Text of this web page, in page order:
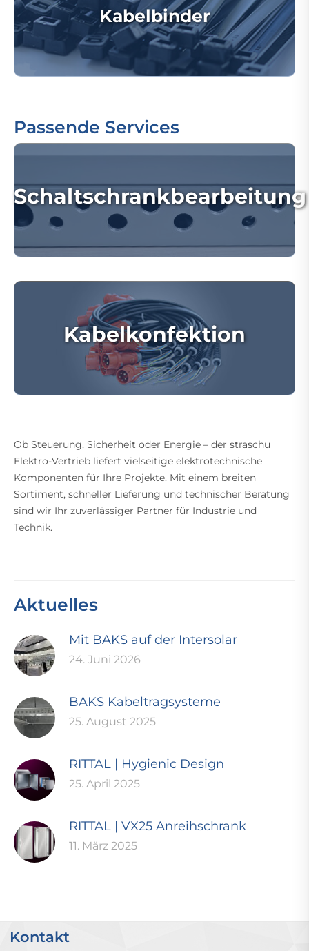
Kabelbinder
Passende Services
Schaltschrankbearbeitung
Kabelkonfektion
Ob Steuerung, Sicherheit oder Energie – der straschu
Elektro-Vertrieb liefert vielseitige elektrotechnische
Komponenten für Ihre Projekte. Mit einem breiten
Sortiment, schneller Lieferung und technischer Beratung
sind wir Ihr zuverlässiger Partner für Industrie und
Technik.
Aktuelles
Mit BAKS auf der Intersolar
24. Juni 2026
BAKS Kabeltragsysteme
25. August 2025
RITTAL | Hygienic Design
25. April 2025
RITTAL | VX25 Anreihschrank
11. März 2025
Kontakt